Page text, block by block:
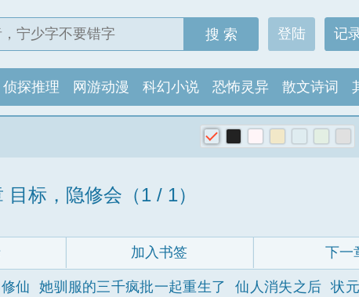
记
登陆
搜 索
侦探推理 网游动漫 科幻小说 恐怖灵异 散文诗词
目标，隐修会（1 / 1）
加入书签 下一
仙 她驯服的三千疯批一起重生了 仙人消失之后 状